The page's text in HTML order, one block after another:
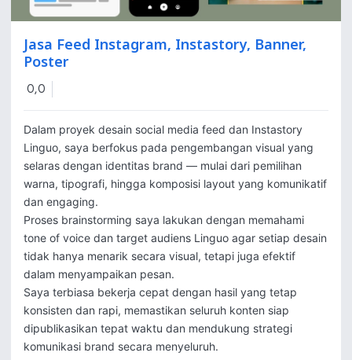
Jasa Feed Instagram, Instastory, Banner,
Poster
0,0
Dalam proyek desain social media feed dan Instastory
Linguo, saya berfokus pada pengembangan visual yang
selaras dengan identitas brand — mulai dari pemilihan
warna, tipografi, hingga komposisi layout yang komunikatif
dan engaging.
Proses brainstorming saya lakukan dengan memahami
tone of voice dan target audiens Linguo agar setiap desain
tidak hanya menarik secara visual, tetapi juga efektif
dalam menyampaikan pesan.
Saya terbiasa bekerja cepat dengan hasil yang tetap
konsisten dan rapi, memastikan seluruh konten siap
dipublikasikan tepat waktu dan mendukung strategi
komunikasi brand secara menyeluruh.